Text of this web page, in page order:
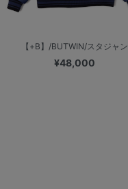
【+B】/BUTWIN/スタジャン
¥48,000